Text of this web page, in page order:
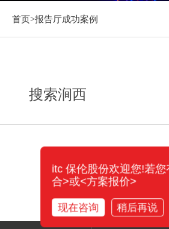
首页>报告厅成功案例
搜索涧西
itc 保伦股份欢迎您!若
合>或<方案报价>
现在咨询 稍后再说